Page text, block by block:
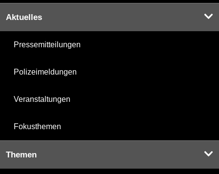
Aktuelles
Pressemitteilungen
Polizeimeldungen
Veranstaltungen
Fokusthemen
Themen